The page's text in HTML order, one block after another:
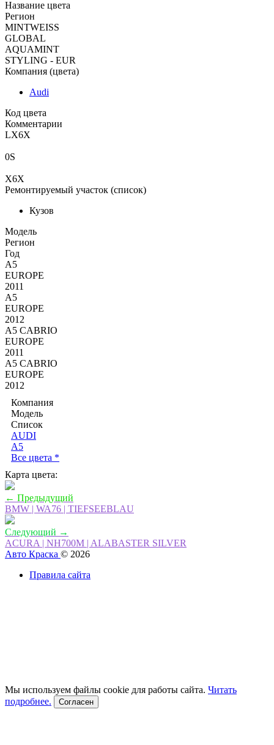
Название цвета
Регион
MINTWEISS
GLOBAL
AQUAMINT
STYLING - EUR
Компания (цвета)
Audi
Код цвета
Комментарии
LX6X
0S
X6X
Ремонтируемый участок (список)
Кузов
Moдель
Регион
Год
A5
EUROPE
2011
A5
EUROPE
2012
A5 CABRIO
EUROPE
2011
A5 CABRIO
EUROPE
2012
Компания
Модель
Список
AUDI
A5
Все цвета *
Карта цвета:
← Предыдущий
BMW | WA76 | TIEFSEEBLAU
Следующий →
ACURA | NH700M | ALABASTER SILVER
Авто Краска © 2026
Правила сайта
Мы используем файлы cookie для работы сайта. Читать
подробнее.
Согласен